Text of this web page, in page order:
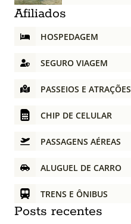
Afiliados
HOSPEDAGEM
SEGURO VIAGEM
PASSEIOS E ATRAÇÕES
CHIP DE CELULAR
PASSAGENS AÉREAS
ALUGUEL DE CARRO
TRENS E ÔNIBUS
Posts recentes